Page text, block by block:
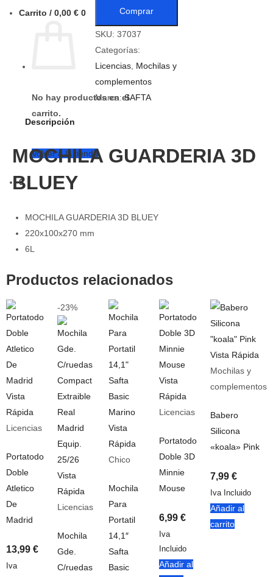
Carrito / 0,00 € 0
No hay productos en el
carrito.
Volver a la tienda
0
Comprar
SKU: 37037
Categorías:
Licencias Mochilas y
complementos
Marca:SAFTA
Descripción
MOCHILA GUARDERIA 3D
BLUEY
MOCHILA GUARDERIA 3D BLUEY
220x100x270 mm
6L
Productos relacionados
Vista
Rápida
Licencias
Portatodo
Doble
Atletico
De
Madrid
13,99 €
Iva
-23%
Vista
Rápida
Licencias
Mochila
Gde.
C/ruedas
Vista
Rápida
Chico
Mochila
Para
Portatil
14,1″
Safta
Basic
Vista
Rápida
Licencias
Portatodo
Doble 3D
Minnie
Mouse
6,99€
Iva
Incluido
Añadir al
Vista Rápida
Mochilas y
complementos
Babero
Silicona
«koala» Pink
7,99 €
Iva Incluido
Añadir al
carrito